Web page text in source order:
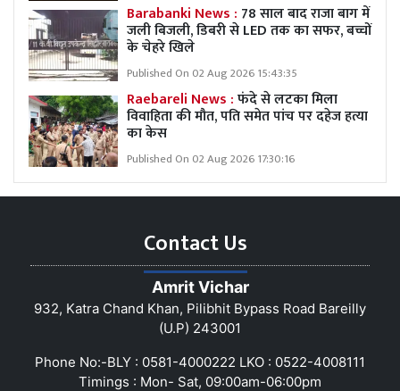
Barabanki News : 78 साल बाद राजा बाग में
जली बिजली, डिबरी से LED तक का सफर, बच्चों
के चेहरे खिले
Published On 02 Aug 2026 15:43:35
Raebareli News :फंदे से लटका मिला
विवाहिता की मौत, पति समेत पांच पर दहेज हत्या
का केस
Published On 02 Aug 2026 17:30:16
Contact Us
Amrit Vichar
932, Katra Chand Khan, Pilibhit Bypass Road Bareilly
(U.P) 243001
Phone No:-BLY : 0581-4000222 LKO : 0522-4008111
Timings : Mon- Sat, 09:00am-06:00pm